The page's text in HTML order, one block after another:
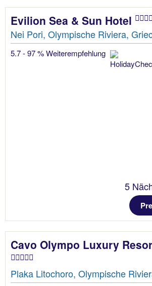
Evilion Sea & Sun Hotel
Nei Pori, Olympische Riviera,
5.7 - 97 % Weiterempfehlung
5
Cavo Olympo Luxury
Plaka Litochoro, Olympische